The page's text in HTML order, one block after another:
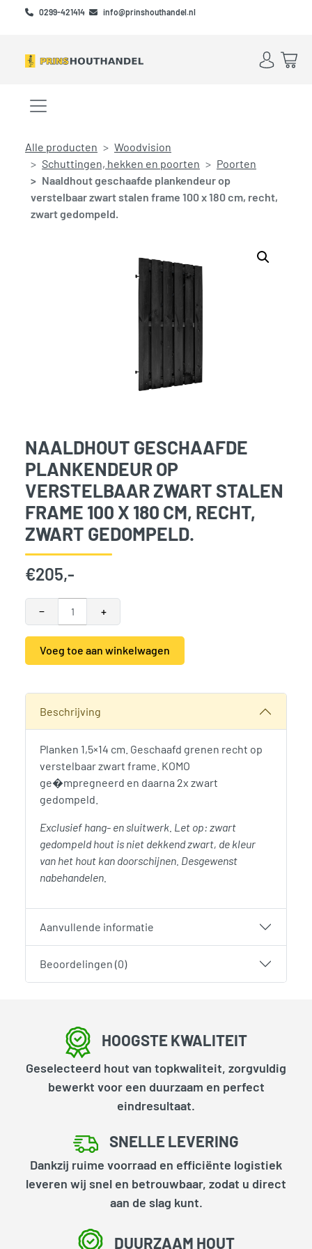
Skip to main content
Skip to footer
0299-421414 info@prinshouthandel.nl
Account
Menu openen/sluiten
Alle producten
Woodvision
Schuttingen, hekken en poorten
Poorten
Naaldhout geschaafde plankendeur op
verstelbaar zwart stalen frame 100 x 180 cm, recht,
zwart gedompeld.
NAALDHOUT GESCHAAFDE
PLANKENDEUR OP
VERSTELBAAR ZWART STALEN
FRAME 100 X 180 CM, RECHT,
ZWART GEDOMPELD.
€205,-
−
Naaldhout geschaafde plankendeur op verstelbaar zwart
+
Voeg toe aan winkelwagen
Beschrijving
Planken 1,5×14 cm. Geschaafd grenen recht op
verstelbaar zwart frame. KOMO
ge�mpregneerd en daarna 2x zwart
gedompeld.
Exclusief hang- en sluitwerk. Let op: zwart
gedompeld hout is niet dekkend zwart, de kleur
van het hout kan doorschijnen. Desgewenst
nabehandelen.
Aanvullende informatie
Beoordelingen (0)
HOOGSTE KWALITEIT
Geselecteerd hout van topkwaliteit, zorgvuldig
bewerkt voor een duurzaam en perfect
eindresultaat.
SNELLE LEVERING
Dankzij ruime voorraad en efficiënte logistiek
leveren wij snel en betrouwbaar, zodat u direct
aan de slag kunt.
DUURZAAM HOUT